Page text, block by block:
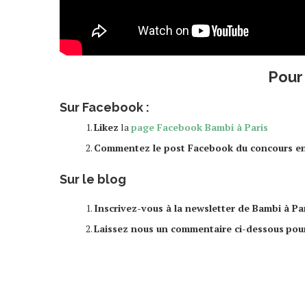
Sur Facebook :
Likez lapage Facebook Bambi à Paris
Commentez le post Facebook du concours
Sur le blog
Inscrivez-vous à la newsletter de Bambi à
Laissez nous un commentaire ci-dessous